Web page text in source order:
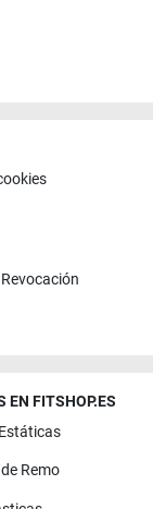
EN FITSHOP.ES
Remo